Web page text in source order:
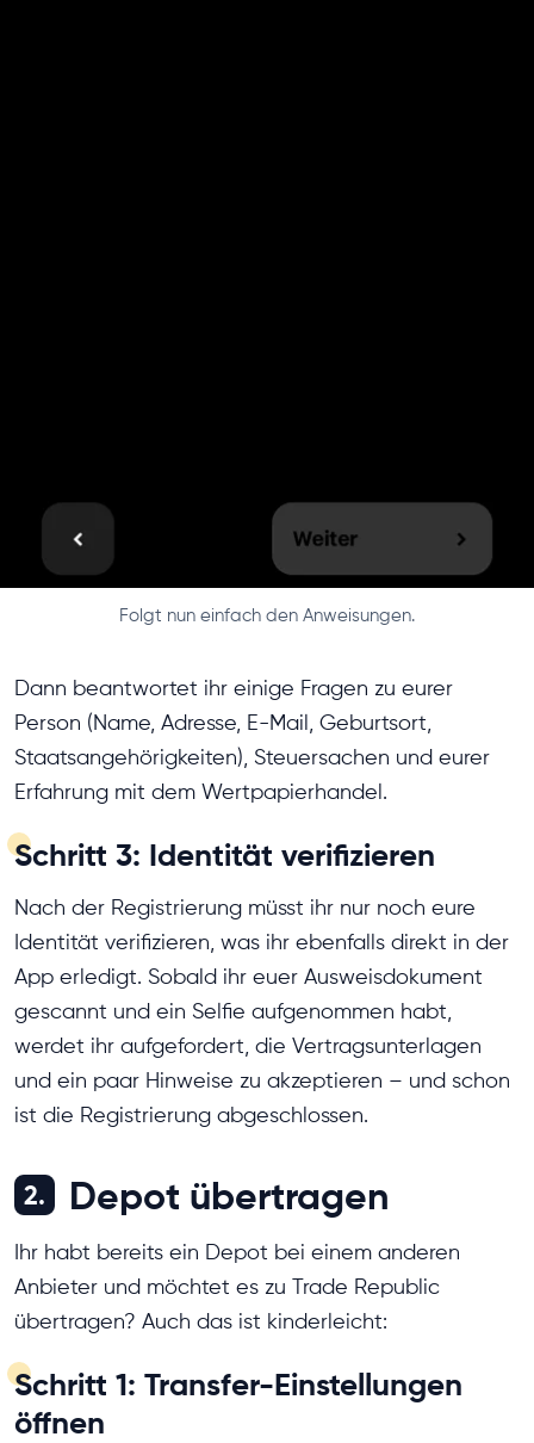
Folgt nun einfach den Anweisungen.
Dann beantwortet ihr einige Fragen zu eurer
Person (Name, Adresse, E-Mail, Geburtsort,
Staatsangehörigkeiten), Steuersachen und eurer
Erfahrung mit dem Wertpapierhandel.
Schritt 3: Identität verifizieren
Nach der Registrierung müsst ihr nur noch eure
Identität verifizieren, was ihr ebenfalls direkt in der
App erledigt. Sobald ihr euer Ausweisdokument
gescannt und ein Selfie aufgenommen habt,
werdet ihr aufgefordert, die Vertragsunterlagen
und ein paar Hinweise zu akzeptieren – und schon
ist die Registrierung abgeschlossen.
2. Depot übertragen
Ihr habt bereits ein Depot bei einem anderen
Anbieter und möchtet es zu Trade Republic
übertragen? Auch das ist kinderleicht:
Schritt 1: Transfer-Einstellungen
öffnen